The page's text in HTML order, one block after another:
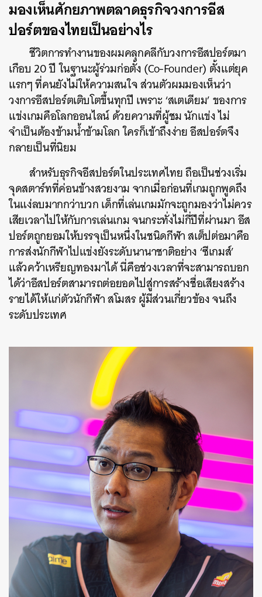
มองเห็นศักยภาพตลาดธุรกิจวงการอีส
ปอร์ตของไทยเป็นอย่างไร
ชีวิตการทำงานของผมคลุกคลีกับวงการอีสปอร์ตมา
เกือบ 20 ปี ในฐานะผู้ร่วมก่อตั้ง (Co-Founder) ตั้งแต่ยุค
แรกๆ ที่คนยังไม่ให้ความสนใจ ส่วนตัวผมมองเห็นว่า
วงการอีสปอร์ตเติบโตขึ้นทุกปี เพราะ ‘สเตเดียม’ ของการ
แข่งเกมคือโลกออนไลน์ ด้วยความที่ผู้ชม นักแข่ง ไม่
จำเป็นต้องข้ามน้ำข้ามโลก ใครก็เข้าถึงง่าย อีสปอร์ตจึง
กลายเป็นที่นิยม
สำหรับธุรกิจอีสปอร์ตในประเทศไทย ถือเป็นช่วงเริ่ม
จุดสตาร์ทที่ค่อนข้างสวยงาม จากเมื่อก่อนที่เกมถูกพูดถึง
ในแง่ลบมากกว่าบวก เด็กที่เล่นเกมมักจะถูกมองว่าไม่ควร
เสียเวลาไปให้กับการเล่นเกม จนกระทั่งไม่กี่ปีที่ผ่านมา อีส
ปอร์ตถูกยอมให้บรรจุเป็นหนึ่งในชนิดกีฬา สเต็ปต่อมาคือ
การส่งนักกีฬาไปแข่งยังระดับนานาชาติอย่าง ‘ซีเกมส์’
แล้วคว้าเหรียญทองมาได้ นี่คือช่วงเวลาที่จะสามารถบอก
ได้ว่าอีสปอร์ตสามารถต่อยอดไปสู่การสร้างชื่อเสียงสร้าง
รายได้ให้แก่ตัวนักกีฬา สโมสร ผู้มีส่วนเกี่ยวข้อง จนถึง
ระดับประเทศ